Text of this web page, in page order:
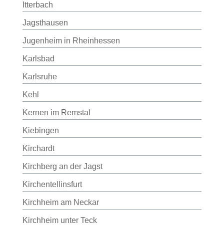
Itterbach
Jagsthausen
Jugenheim in Rheinhessen
Karlsbad
Karlsruhe
Kehl
Kernen im Remstal
Kiebingen
Kirchardt
Kirchberg an der Jagst
Kirchentellinsfurt
Kirchheim am Neckar
Kirchheim unter Teck